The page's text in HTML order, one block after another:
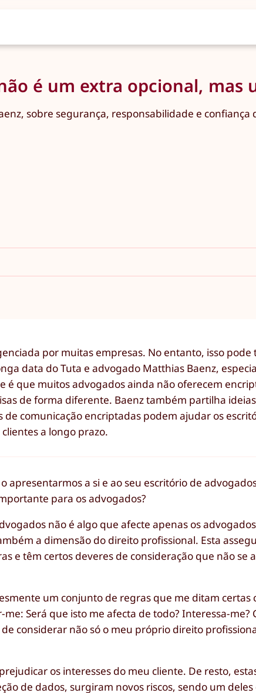
é um extra opcional, mas
sobre segurança, responsabilidade e confiança
por muitas empresas. No entanto, isso pode
data do Tuta e advogado Matthias Baenz,
é que muitos advogados ainda não oferecem
de forma diferente. Baenz também partilha
comunicação encriptadas podem ajudar os
a longo prazo.
apresentarmos a si e ao seu escritório de
para os advogados?
não é algo que afecte apenas os
a dimensão do direito profissional. Esta
e têm certos deveres de consideração que não se
um conjunto de regras que me ditam certas
Será que isto me afecta de todo? Interessa-me?
considerar não só o meu próprio direito
os interesses do meu cliente. De resto,
de dados, surgiram novos riscos, sendo um deles